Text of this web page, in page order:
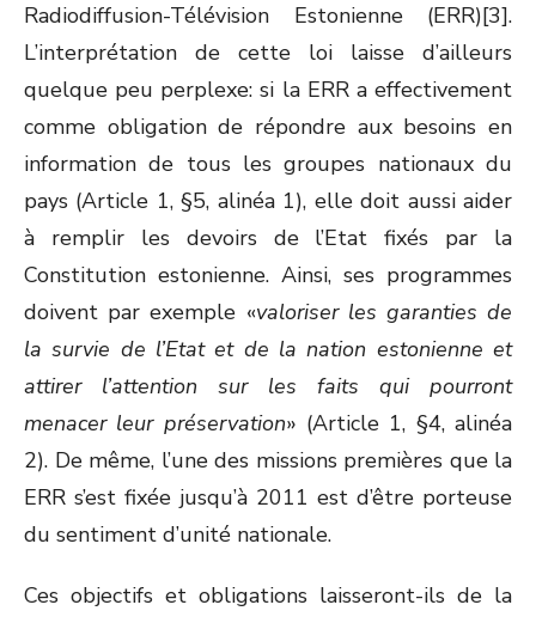
Radiodiffusion-Télévision Estonienne (ERR)[3].
L’interprétation de cette loi laisse d’ailleurs
quelque peu perplexe: si la ERR a effectivement
comme obligation de répondre aux besoins en
information de tous les groupes nationaux du
pays (Article 1, §5, alinéa 1), elle doit aussi aider
à remplir les devoirs de l’Etat fixés par la
Constitution estonienne. Ainsi, ses programmes
doivent par exemple «valoriser les garanties de
la survie de l’Etat et de la nation estonienne et
attirer l’attention sur les faits qui pourront
menacer leur préservation» (Article 1, §4, alinéa
2). De même, l’une des missions premières que la
ERR s’est fixée jusqu’à 2011 est d’être porteuse
du sentiment d’unité nationale.
Ces objectifs et obligations laisseront-ils de la